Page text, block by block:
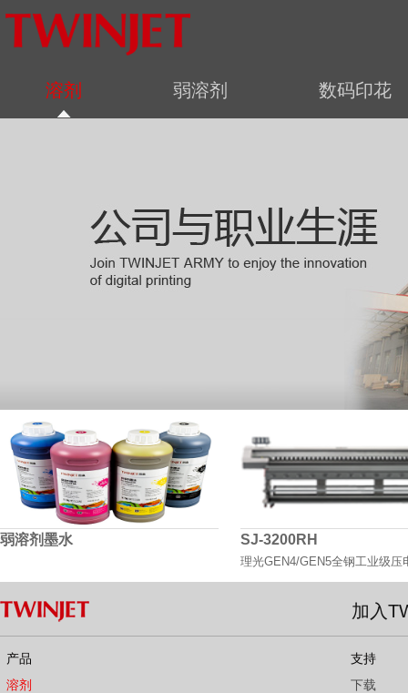
溶剂 弱溶剂 数码印花
弱溶剂墨水 SJ-3200RH
理光GEN4/GEN5全钢工业级压
加入
产品
溶剂
支持
下载